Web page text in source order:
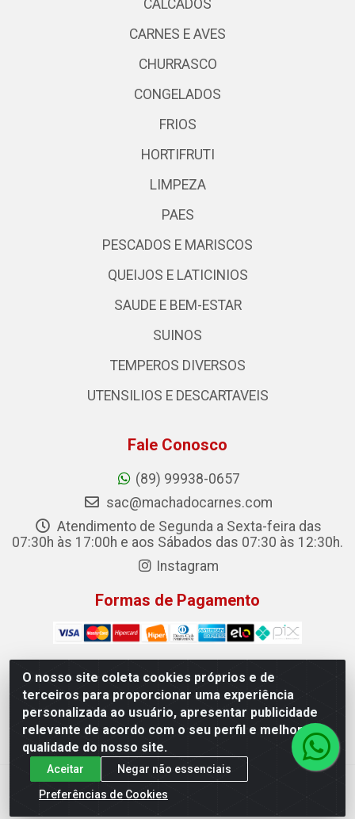
O nosso site coleta cookies próprios e de
terceiros para proporcionar uma experiência
personalizada ao usuário, apresentar publicidade
relevante de acordo com o seu perfil e melhorar a
qualidade do nosso site.
Aceitar
Negar não essenciais
Preferências de Cookies
CALCADOS
CARNES E AVES
CHURRASCO
CONGELADOS
FRIOS
HORTIFRUTI
LIMPEZA
PAES
PESCADOS E MARISCOS
QUEIJOS E LATICINIOS
SAUDE E BEM-ESTAR
SUINOS
TEMPEROS DIVERSOS
UTENSILIOS E DESCARTAVEIS
Fale Conosco
(89) 99938-0657
sac@machadocarnes.com
Atendimento de Segunda a Sexta-feira das
07:30h às 17:00h e aos Sábados das 07:30 às 12:30h.
Instagram
Formas de Pagamento
Machado Carnes Distribuidora de Alimentos LTDA -
Logradouro: Avenida Candido Aleixo, 148 - Centro - Oeiras/PI
- CEP 64.500-000 - 31.391.008/0001-50